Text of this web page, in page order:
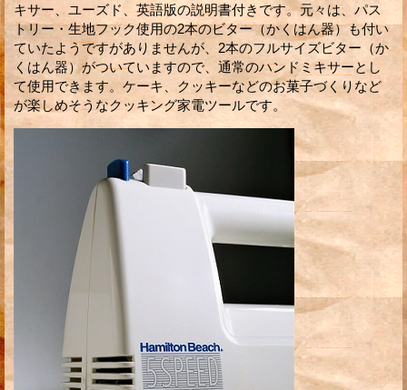
キサー、ユーズド、英語版の説明書付きです。元々は、パス
トリー・生地フック使用の2本のビター（かくはん器）も付い
ていたようですがありませんが、2本のフルサイズビター（か
くはん器）がついていますので、通常のハンドミキサーとし
て使用できます。ケーキ、クッキーなどのお菓子づくりなど
が楽しめそうなクッキング家電ツールです。